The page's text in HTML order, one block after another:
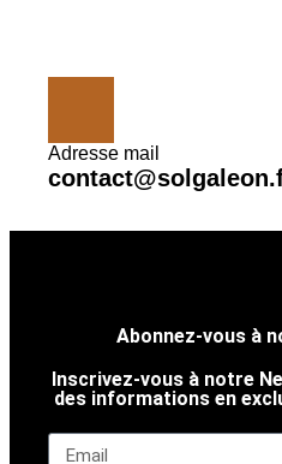
Adresse mail
Abonnez-vous à
Inscrivez-vous à notre
des informations en